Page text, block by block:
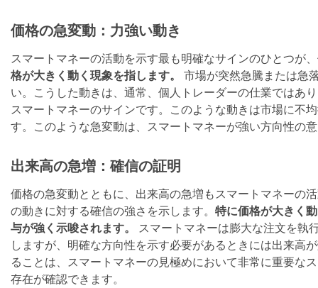
価格の急変動：力強い動き
スマートマネーの活動を示す最も明確なサインのひとつが
格が大きく動く現象を指します。
市場が突然急騰または急
い。こうした動きは、通常、個人トレーダーの仕業ではあ
スマートマネーのサインです。このような動きは市場に不
す。このような急変動は、スマートマネーが強い方向性の
出来高の急増：確信の証明
価格の急変動とともに、出来高の急増もスマートマネーの
の動きに対する確信の強さを示します。 特に価格が大きく
与が強く示唆されます。
スマートマネーは膨大な注文を執
しますが、明確な方向性を示す必要があるときには出来高
ることは、スマートマネーの見極めにおいて非常に重要な
存在が確認できます。